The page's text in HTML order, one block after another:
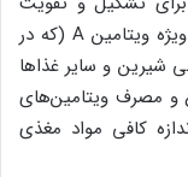
چشم‌های جنین در رحم ضروری هستند – به ویژه ویتامین A (که در
شیرین و سایر غذاها
و مصرف ویتامین‌های
کافی مواد مغذی